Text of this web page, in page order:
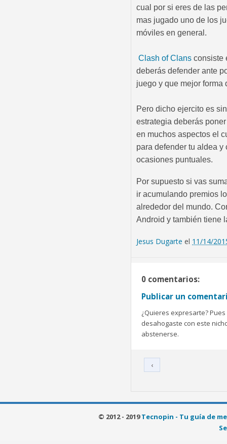
cual por si eres de las
mas jugado uno de los
móviles en general.
Clash of Clans consiste
deberás defender ante
juego y que mejor forma
Pero dicho ejercito es
estrategia deberás
en muchos aspectos el
para defender tu aldea
ocasiones puntuales.
Por supuesto si vas
ir acumulando premios
alrededor del mundo.
Android y también tiene
Jesus Dugarte el 11/14/
0 comentarios:
Publicar un
¿Quieres expresarte?
desahogaste con este
abstenerse.
‹
© 2012 - 2019Tecnopin - Tu guía de